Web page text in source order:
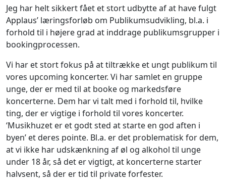
Jeg har helt sikkert fået et stort udbytte af at have fulgt
Applaus’ læringsforløb om Publikumsudvikling, bl.a. i
forhold til i højere grad at inddrage publikumsgrupper i
bookingprocessen.
Vi har et stort fokus på at tiltrække et ungt publikum til
vores upcoming koncerter. Vi har samlet en gruppe
unge, der er med til at booke og markedsføre
koncerterne. Dem har vi talt med i forhold til, hvilke
ting, der er vigtige i forhold til vores koncerter.
‘Musikhuzet er et godt sted at starte en god aften i
byen’ et deres pointe. Bl.a. er det problematisk for dem,
at vi ikke har udskænkning af øl og alkohol til unge
under 18 år, så det er vigtigt, at koncerterne starter
halvsent, så der er tid til private forfester.